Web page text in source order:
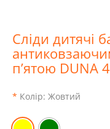
Сліди дитячі
п’ятою DUNA
Колір: Жовтий